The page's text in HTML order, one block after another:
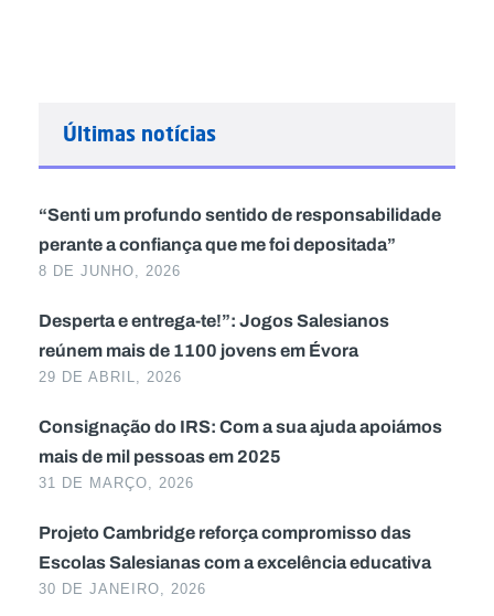
Últimas notícias
“Senti um profundo sentido de responsabilidade
perante a confiança que me foi depositada”
8 DE JUNHO, 2026
Desperta e entrega-te!”: Jogos Salesianos
reúnem mais de 1100 jovens em Évora
29 DE ABRIL, 2026
Consignação do IRS: Com a sua ajuda apoiámos
mais de mil pessoas em 2025
31 DE MARÇO, 2026
Projeto Cambridge reforça compromisso das
Escolas Salesianas com a excelência educativa
30 DE JANEIRO, 2026